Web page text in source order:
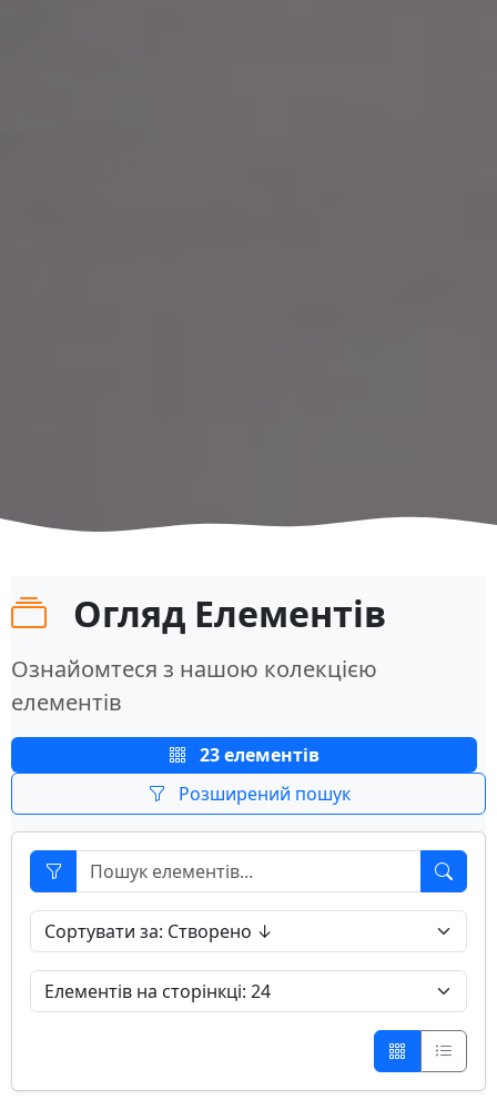
Огляд Елементів
Ознайомтеся з нашою колекцією
елементів
23 елементів
Розширений пошук